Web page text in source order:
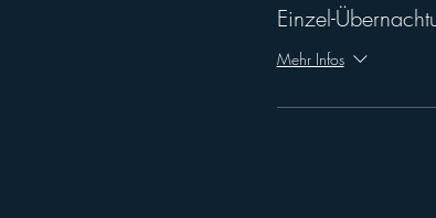
Einzel-
Mehr Infos